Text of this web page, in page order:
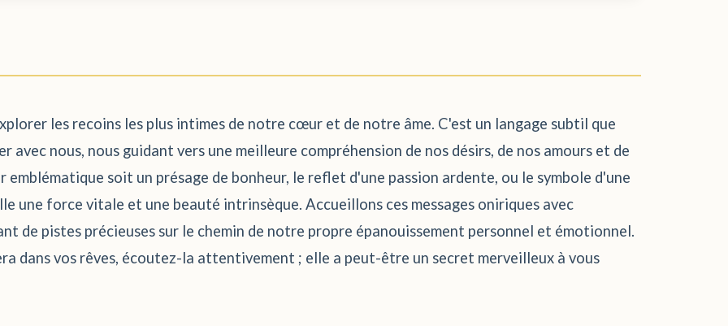
les recoins les plus intimes de notre cœur et de notre âme. C'est un langage subtil que
nous, nous guidant vers une meilleure compréhension de nos désirs, de nos amours et de
soit un présage de bonheur, le reflet d'une passion ardente, ou le symbole d'une
une force vitale et une beauté intrinsèque. Accueillons ces messages oniriques avec
de pistes précieuses sur le chemin de notre propre épanouissement personnel et émotionnel.
dans vos rêves, écoutez-la attentivement ; elle a peut-être un secret merveilleux à vous